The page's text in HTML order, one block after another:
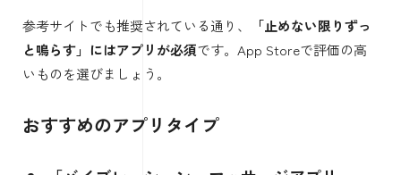
参考サイトでも推奨されている通り、
「止めない限りずっ
と鳴らす」にはアプリが必須です。App Storeで評価の高
いものを選びましょう。
おすすめのアプリタイプ